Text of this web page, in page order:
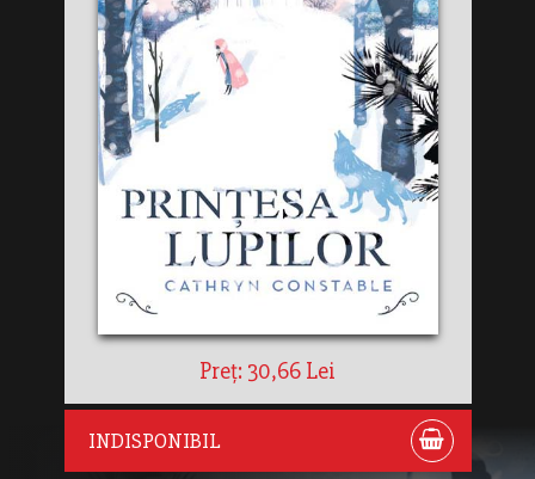
Preț: 30,66 Lei
INDISPONIBIL